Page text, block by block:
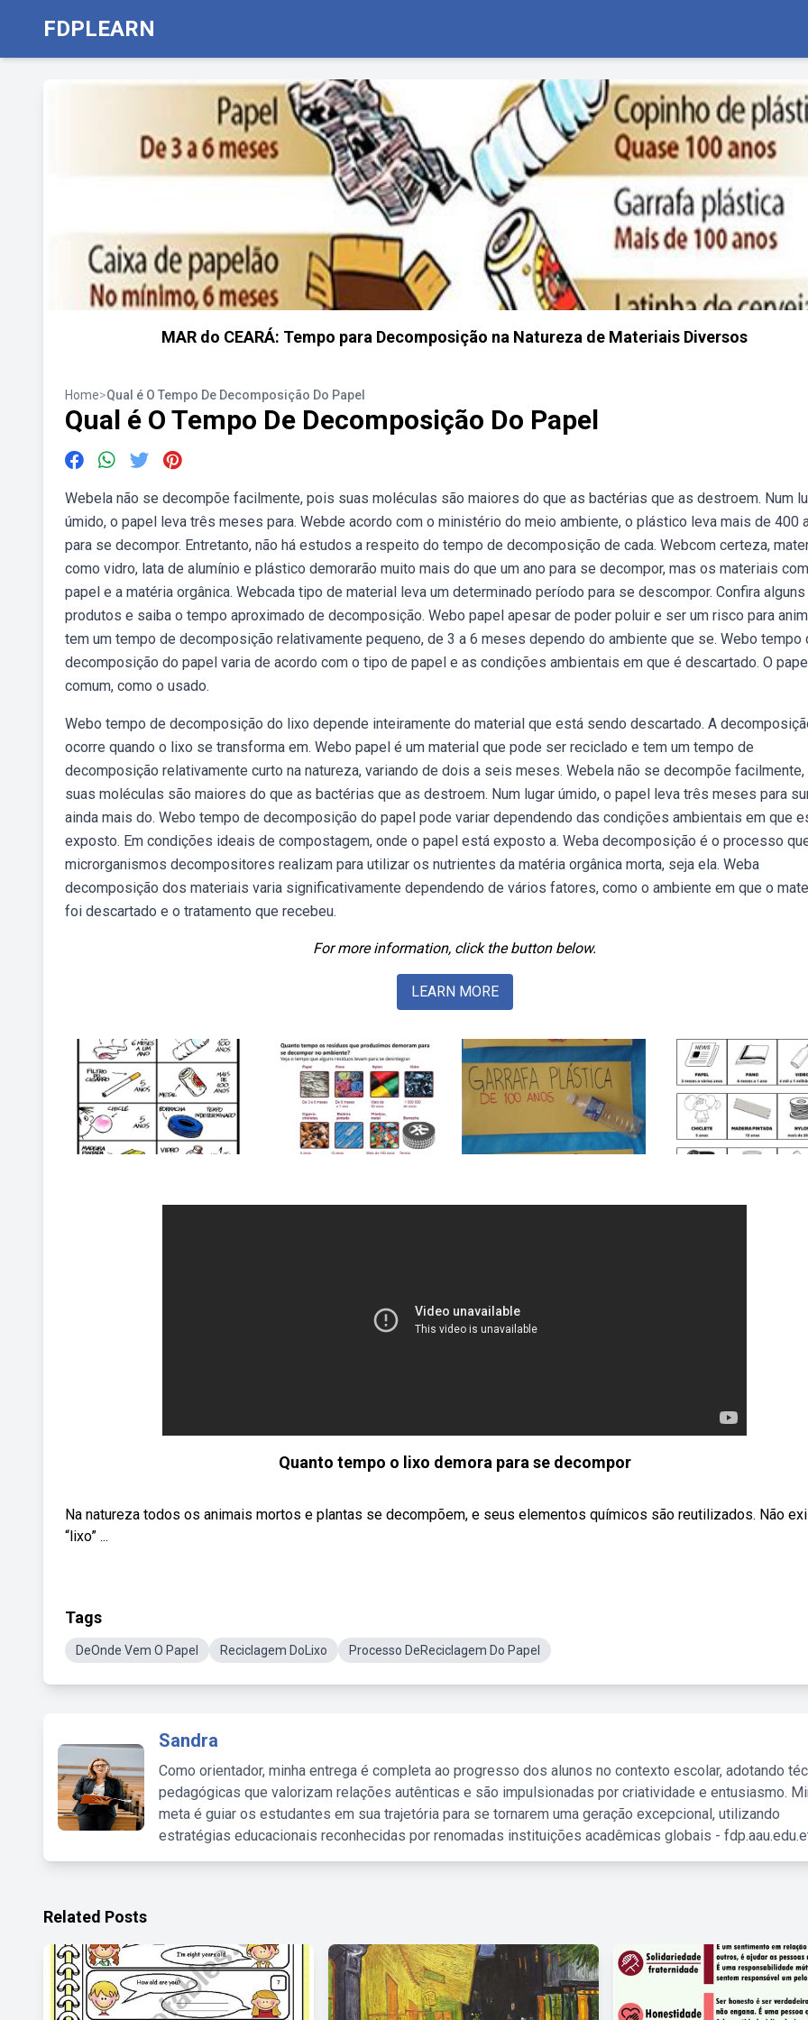
FDPLEARN
MAR do CEARÁ: Tempo para Decomposição na Natureza de Materiais Diversos
Home>Qual é O Tempo De Decomposição Do Papel
Qual é O Tempo De Decomposição Do Papel
Webela não se decompõe facilmente, pois suas moléculas são maiores do que as bactérias que as destroem. Num
úmido, o papel leva três meses para. Webde acordo com o ministério do meio ambiente, o plástico leva mais de 400
para se decompor. Entretanto, não há estudos a respeito do tempo de decomposição de cada. Webcom certeza,
como vidro, lata de alumínio e plástico demorarão muito mais do que um ano para se decompor, mas os materiais
papel e a matéria orgânica. Webcada tipo de material leva um determinado período para se descompor. Confira alguns
produtos e saiba o tempo aproximado de decomposição. Webo papel apesar de poder poluir e ser um risco para
tem um tempo de decomposição relativamente pequeno, de 3 a 6 meses dependo do ambiente que se. Webo tempo
decomposição do papel varia de acordo com o tipo de papel e as condições ambientais em que é descartado. O
comum, como o usado.
Webo tempo de decomposição do lixo depende inteiramente do material que está sendo descartado. A
ocorre quando o lixo se transforma em. Webo papel é um material que pode ser reciclado e tem um tempo de
decomposição relativamente curto na natureza, variando de dois a seis meses. Webela não se decompõe
suas moléculas são maiores do que as bactérias que as destroem. Num lugar úmido, o papel leva três meses para
ainda mais do. Webo tempo de decomposição do papel pode variar dependendo das condições ambientais em que
exposto. Em condições ideais de compostagem, onde o papel está exposto a. Weba decomposição é o processo
microrganismos decompositores realizam para utilizar os nutrientes da matéria orgânica morta, seja ela. Weba
decomposição dos materiais varia significativamente dependendo de vários fatores, como o ambiente em que o
foi descartado e o tratamento que recebeu.
For more information, click the button below.
LEARN MORE
Quanto tempo o lixo demora para se decompor
Na natureza todos os animais mortos e plantas se decompõem, e seus elementos químicos são reutilizados. Não
“lixo” ...
Tags
DeOnde Vem O Papel Reciclagem DoLixo Processo DeReciclagem Do Papel
Sandra
Como orientador, minha entrega é completa ao progresso dos alunos no contexto escolar, adotando
pedagógicas que valorizam relações autênticas e são impulsionadas por criatividade e entusiasmo.
meta é guiar os estudantes em sua trajetória para se tornarem uma geração excepcional, utilizando
estratégias educacionais reconhecidas por renomadas instituições acadêmicas globais -
Related Posts